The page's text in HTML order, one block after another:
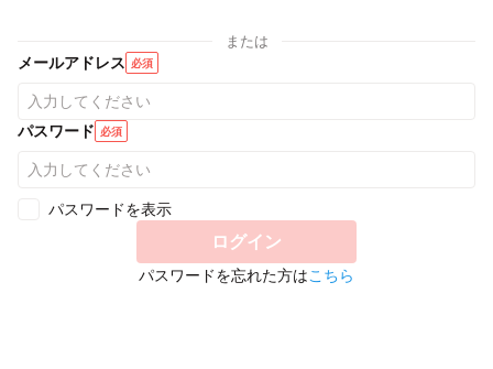
または
メールアドレス 必須
パスワード 必須
パスワードを表示
ログイン
パスワードを忘れた方はこちら